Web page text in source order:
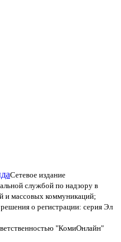
Сетевое издание
службой по надзору в
и массовых коммуникаций;
о регистрации: серия Эл
"КомиОнлайн"